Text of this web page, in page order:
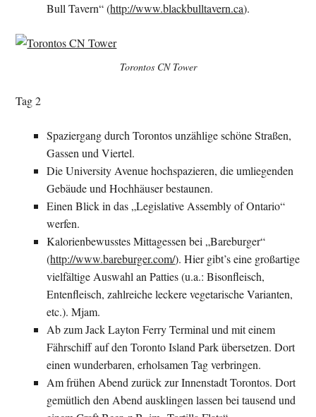
Bull Tavern“ (http://www.blackbulltavern.ca).
Torontos CN Tower
Tag 2
Spaziergang durch Torontos unzählige schöne Straßen,
Gassen und Viertel.
Die University Avenue hochspazieren, die umliegenden
Gebäude und Hochhäuser bestaunen.
Einen Blick in das „Legislative Assembly of Ontario“
werfen.
Kalorienbewusstes Mittagessen bei „Bareburger“
(http://www.bareburger.com/). Hier gibt’s eine großartige
vielfältige Auswahl an Patties (u.a.: Bisonfleisch,
Entenfleisch, zahlreiche leckere vegetarische Varianten,
etc.). Mjam.
Ab zum Jack Layton Ferry Terminal und mit einem
Fährschiff auf den Toronto Island Park übersetzen. Dort
einen wunderbaren, erholsamen Tag verbringen.
Am frühen Abend zurück zur Innenstadt Torontos. Dort
gemütlich den Abend ausklingen lassen bei tausend und